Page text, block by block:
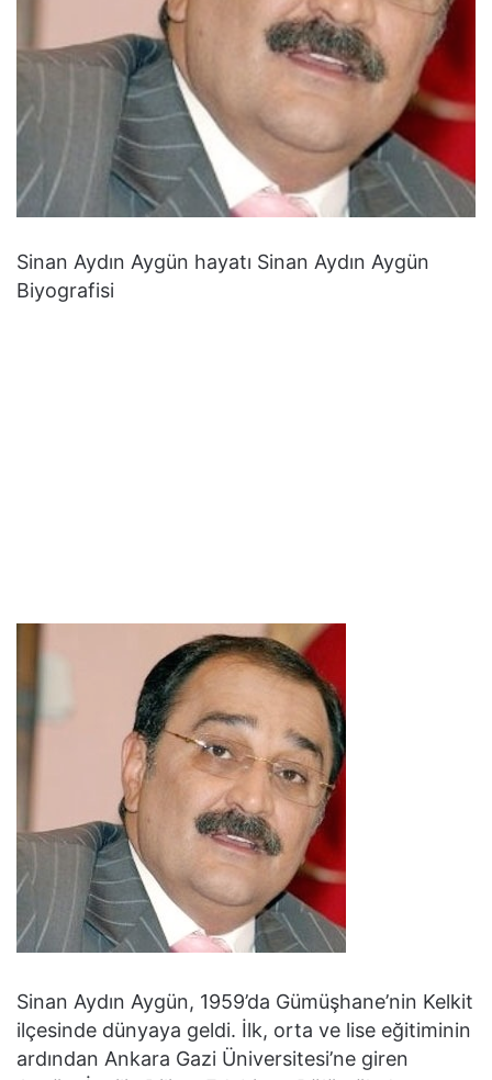
Sinan Aydın Aygün hayatı Sinan Aydın Aygün
Biyografisi
Sinan Aydın Aygün, 1959’da Gümüşhane’nin Kelkit
ilçesinde dünyaya geldi. İlk, orta ve lise eğitiminin
ardından Ankara Gazi Üniversitesi’ne giren